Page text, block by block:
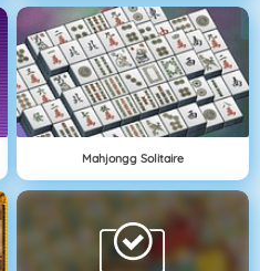
Mahjongg Solitaire